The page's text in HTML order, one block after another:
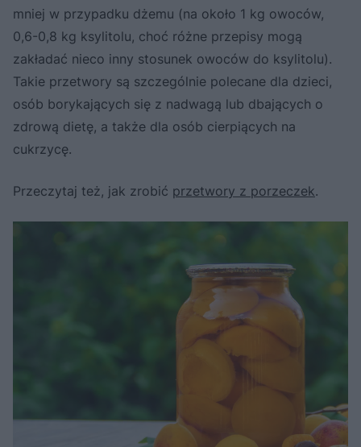
mniej w przypadku dżemu (na około 1 kg owoców,
0,6-0,8 kg ksylitolu, choć różne przepisy mogą
zakładać nieco inny stosunek owoców do ksylitolu).
Takie przetwory są szczególnie polecane dla dzieci,
osób borykających się z nadwagą lub dbających o
zdrową dietę, a także dla osób cierpiących na
cukrzycę.
Przeczytaj też, jak zrobić przetwory z porzeczek.